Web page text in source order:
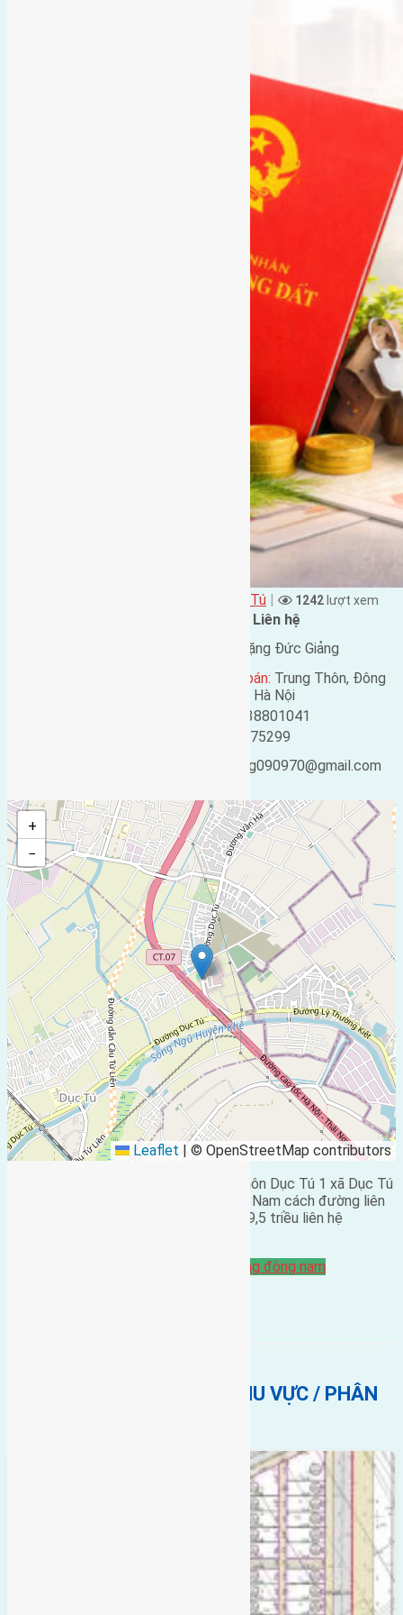
Xã Dục Tú | 1242 lượt xem
Liên hệ
Đặng Đức Giảng
Địa chỉ người bán: Trung Thôn, Đông
Hội, Đông Anh, Hà Nội
0438801041
0916175299
ducgiang090970@gmail.com
+
−
Leaflet | © OpenStreetMap contributors
Cần bán 77,5m2(5×15,5) đất đấu giá thôn Dục Tú 1 xã Dục Tú
đường rộng 7m vỉa hè 4m hướng Đông Nam cách đường liên
xã 800m cách cầu Đông Trù 6km Giá 39,5 triều liên hệ
hướng đông nam
BẤT ĐỘNG SẢN CÙNG KHU VỰC / PHÂN